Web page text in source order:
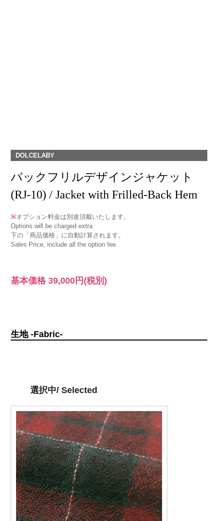
DOLCELABY
バックフリルデザインジャケット
(RJ-10) / Jacket with Frilled-Back Hem
※オプション料金は別途頂戴いたします。
Options will be charged extra.
下の「商品価格」に自動計算されます。
Sales Price, include all the option fee.
基本価格39,000円 (税別)
生地 -Fabric-
選択中/ Selected